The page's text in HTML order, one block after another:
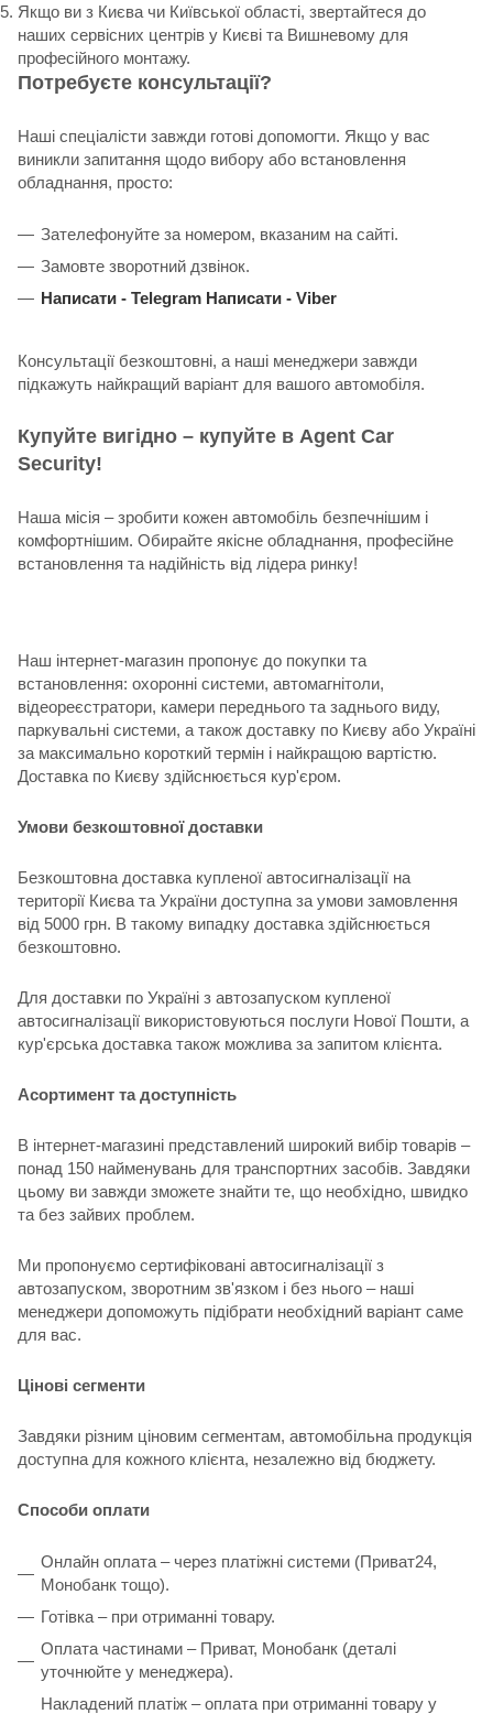
Якщо ви з Києва чи Київської області, звертайтеся до
наших сервісних центрів у Києві та Вишневому для
професійного монтажу.
Потребуєте консультації?
Наші спеціалісти завжди готові допомогти. Якщо у вас
виникли запитання щодо вибору або встановлення
обладнання, просто:
Зателефонуйте за номером, вказаним на сайті.
Замовте зворотний дзвінок.
Написати - Telegram Написати - Viber
Консультації безкоштовні, а наші менеджери завжди
підкажуть найкращий варіант для вашого автомобіля.
Купуйте вигідно – купуйте в Agent Car
Security!
Наша місія – зробити кожен автомобіль безпечнішим і
комфортнішим. Обирайте якісне обладнання, професійне
встановлення та надійність від лідера ринку!
Наш інтернет-магазин пропонує до покупки та
встановлення: охоронні системи, автомагнітоли,
відеореєстратори, камери переднього та заднього виду,
паркувальні системи, а також доставку по Києву або Україні
за максимально короткий термін і найкращою вартістю.
Доставка по Києву здійснюється кур'єром.
Умови безкоштовної доставки
Безкоштовна доставка купленої автосигналізації на
території Києва та України доступна за умови замовлення
від 5000 грн. В такому випадку доставка здійснюється
безкоштовно.
Для доставки по Україні з автозапуском купленої
автосигналізації використовуються послуги Нової Пошти, а
кур'єрська доставка також можлива за запитом клієнта.
Асортимент та доступність
В інтернет-магазині представлений широкий вибір товарів –
понад 150 найменувань для транспортних засобів. Завдяки
цьому ви завжди зможете знайти те, що необхідно, швидко
та без зайвих проблем.
Ми пропонуємо сертифіковані автосигналізації з
автозапуском, зворотним зв'язком і без нього – наші
менеджери допоможуть підібрати необхідний варіант саме
для вас.
Цінові сегменти
Завдяки різним ціновим сегментам, автомобільна продукція
доступна для кожного клієнта, незалежно від бюджету.
Способи оплати
Онлайн оплата – через платіжні системи (Приват24,
Монобанк тощо).
Готівка – при отриманні товару.
Оплата частинами – Приват, Монобанк (деталі
уточнюйте у менеджера).
Накладений платіж – оплата при отриманні товару у